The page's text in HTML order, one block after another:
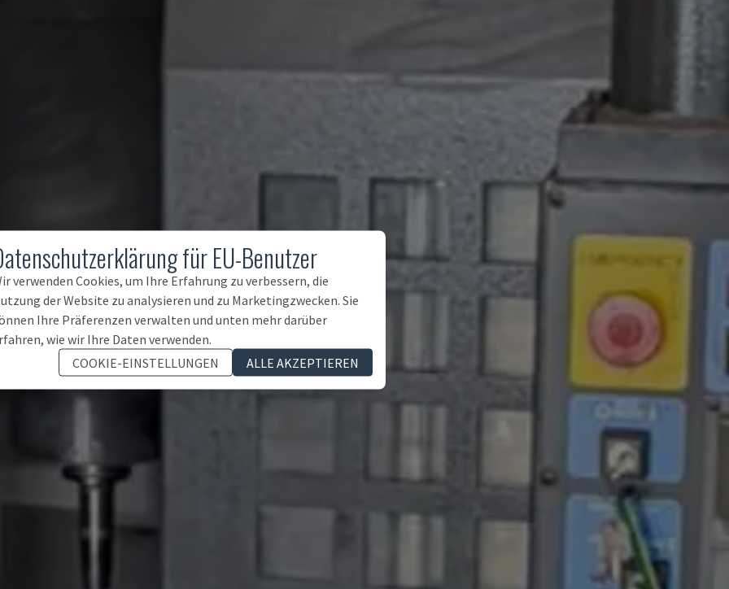
für EU-Benutzer
verwenden Cookies, um Ihre Erfahrung zu verbessern, die
der Website zu analysieren und zu Marketingzwecken. Sie
Ihre Präferenzen verwalten und unten mehr darüber
wie wir Ihre Daten verwenden.
COOKIE-EINSTELLUNGEN
ALLE AKZEPTIEREN